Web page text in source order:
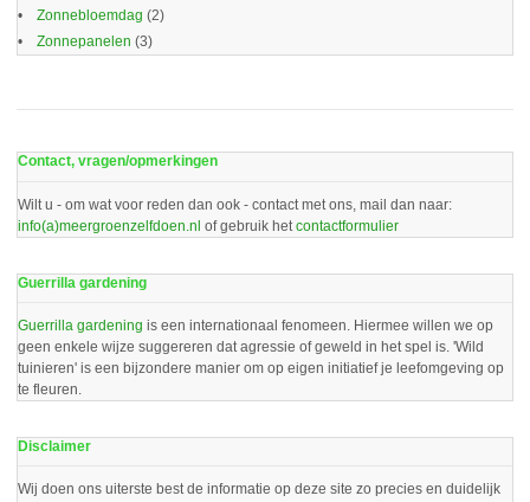
Zonnebloemdag (2)
Zonnepanelen (3)
Contact, vragen/opmerkingen
Wilt u - om wat voor reden dan ook - contact met ons, mail dan naar:
info(a)meergroenzelfdoen.nl of gebruik het contactformulier
Guerrilla gardening
Guerrilla gardening is een internationaal fenomeen. Hiermee willen we op
geen enkele wijze suggereren dat agressie of geweld in het spel is. 'Wild
tuinieren' is een bijzondere manier om op eigen initiatief je leefomgeving op
te fleuren.
Disclaimer
Wij doen ons uiterste best de informatie op deze site zo precies en duidelijk